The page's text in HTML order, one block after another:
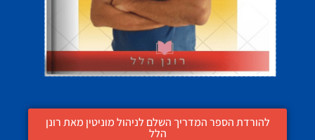
להורדת הספר המדריך השלם לניהול מוניטין מאת רונן
הלל